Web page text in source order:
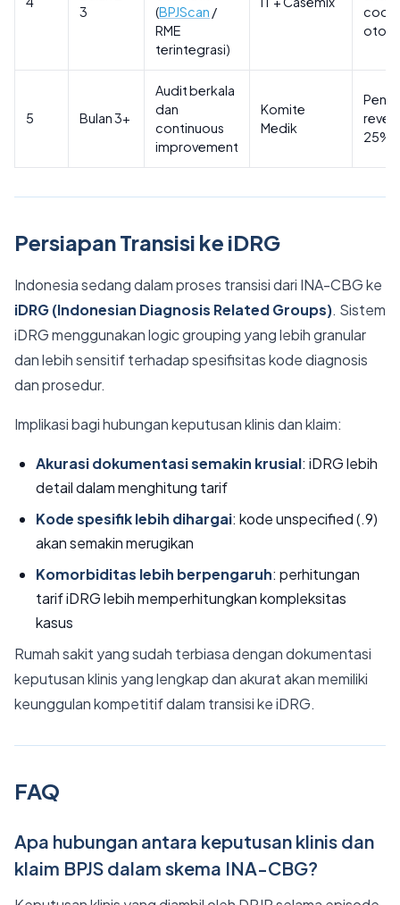
3
(BPJScan /
RME
terintegrasi)
5 Bulan 3+
Audit berkala
dan
continuous
improvement
Komite
Medik
25%
Persiapan Transisi ke iDRG
Indonesia sedang dalam proses transisi dari INA-CBG ke
iDRG (Indonesian Diagnosis Related Groups). Sistem
iDRG menggunakan logic grouping yang lebih granular
dan lebih sensitif terhadap spesifisitas kode diagnosis
dan prosedur.
Implikasi bagi hubungan keputusan klinis dan klaim:
Akurasi dokumentasi semakin krusial: iDRG lebih
detail dalam menghitung tarif
Kode spesifik lebih dihargai: kode unspecified (.9)
akan semakin merugikan
Komorbiditas lebih berpengaruh: perhitungan
tarif iDRG lebih memperhitungkan kompleksitas
kasus
Rumah sakit yang sudah terbiasa dengan dokumentasi
keputusan klinis yang lengkap dan akurat akan memiliki
keunggulan kompetitif dalam transisi ke iDRG.
FAQ
Apa hubungan antara keputusan klinis dan
klaim BPJS dalam skema INA-CBG?